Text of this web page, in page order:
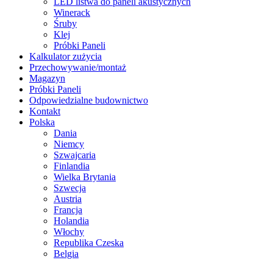
Winerack
Śruby
Klej
Próbki Paneli
Kalkulator zużycia
Przechowywanie/montaż
Magazyn
Próbki Paneli
Odpowiedzialne budownictwo
Kontakt
Polska
Dania
Niemcy
Szwajcaria
Finlandia
Wielka Brytania
Szwecja
Austria
Francja
Holandia
Włochy
Republika Czeska
Belgia